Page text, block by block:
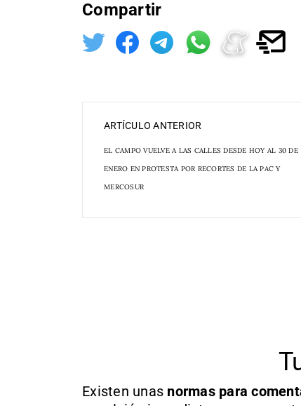
Compartir
ARTÍCULO ANTERIOR
EL CAMPO VUELVE A LAS CALLES DESDE HOY AL 30 DE
ENERO EN PROTESTA POR RECORTES DE LA PAC Y
MERCOSUR
Existen unas normas para